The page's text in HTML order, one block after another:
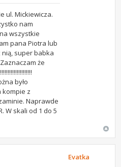
ul. Mickiewicza.
nam
wszystkie
pana Piotra lub
nią, super babka
że
było
kompie z
Naprawde
W skali od 1 do 5
Evatka